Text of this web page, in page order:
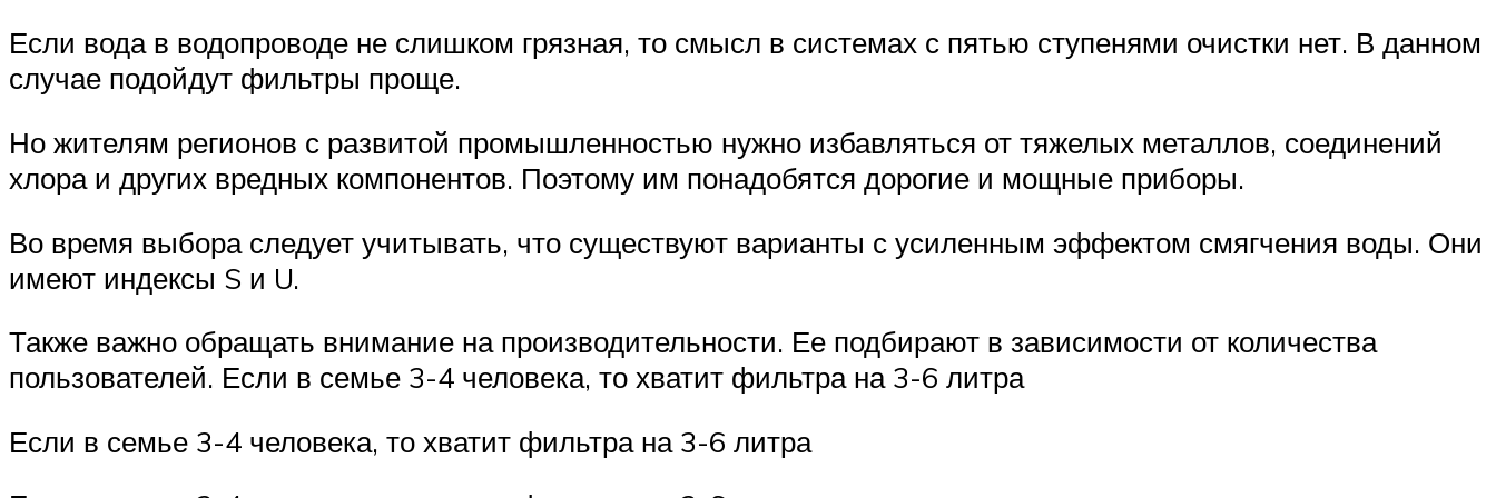
Если вода в водопроводе не слишком грязная, то смысл в системах с пятью ступенями очистки нет. В данном
случае подойдут фильтры проще.
Но жителям регионов с развитой промышленностью нужно избавляться от тяжелых металлов, соединений
хлора и других вредных компонентов. Поэтому им понадобятся дорогие и мощные приборы.
Во время выбора следует учитывать, что существуют варианты с усиленным эффектом смягчения воды. Они
имеют индексы S и U.
Также важно обращать внимание на производительности. Ее подбирают в зависимости от количества
пользователей. Если в семье 3-4 человека, то хватит фильтра на 3-6 литра
Если в семье 3-4 человека, то хватит фильтра на 3-6 литра